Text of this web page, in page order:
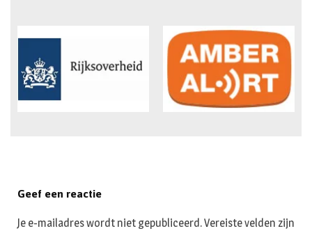
Geef een reactie
Je e-mailadres wordt niet gepubliceerd.Vereiste velden zijn